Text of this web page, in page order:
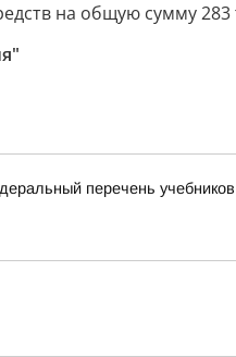
на общую сумму 283
перечень учебников